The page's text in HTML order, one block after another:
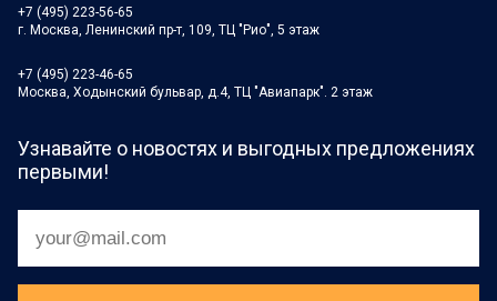
+7 (495) 223-56-65
г. Москва, Ленинский пр-т, 109, ТЦ "Рио", 5 этаж
+7 (495) 223-46-65
Москва, Ходынский бульвар, д.4, ТЦ "Авиапарк". 2 этаж
Узнавайте о новостях и выгодных предложениях
первыми!